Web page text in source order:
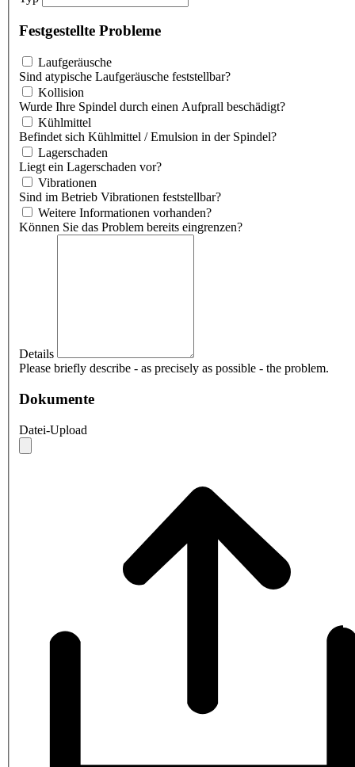
Festgestellte Probleme
Laufgeräusche
Sind atypische Laufgeräusche feststellbar?
Kollision
Wurde Ihre Spindel durch einen Aufprall beschädigt?
Kühlmittel
Befindet sich Kühlmittel / Emulsion in der Spindel?
Lagerschaden
Liegt ein Lagerschaden vor?
Vibrationen
Sind im Betrieb Vibrationen feststellbar?
Weitere Informationen vorhanden?
Können Sie das Problem bereits eingrenzen?
Details
Please briefly describe - as precisely as possible - the problem.
Dokumente
Datei-Upload